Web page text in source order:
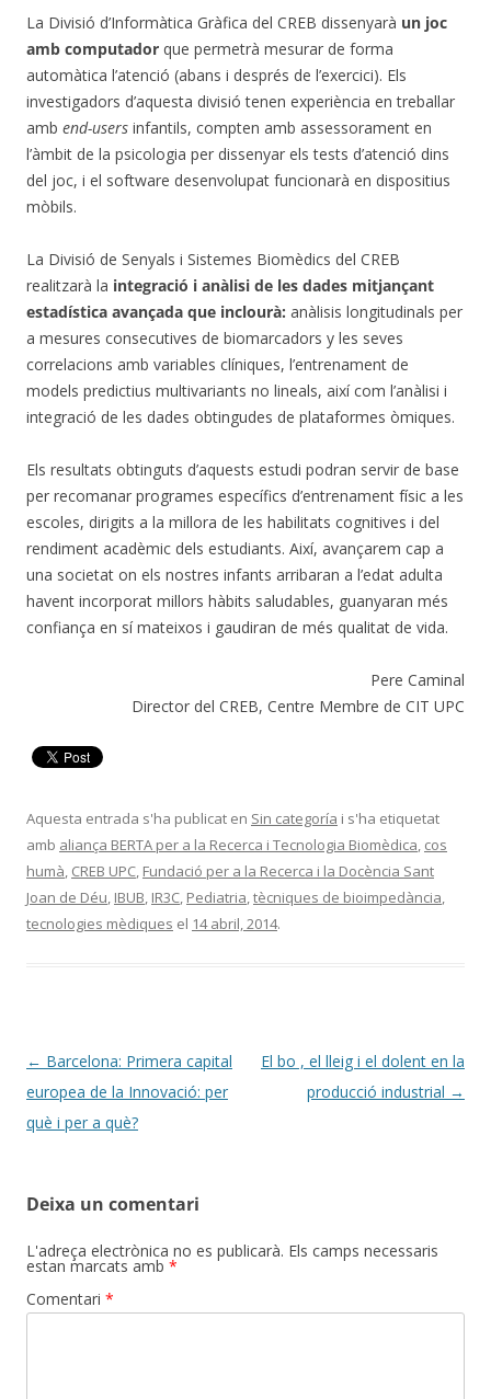
La Divisió d’Informàtica Gràfica del CREB dissenyarà un joc
amb computador que permetrà mesurar de forma
automàtica l’atenció (abans i després de l’exercici). Els
investigadors d’aquesta divisió tenen experiència en treballar
amb end-users infantils, compten amb assessorament en
l’àmbit de la psicologia per dissenyar els tests d’atenció dins
del joc, i el software desenvolupat funcionarà en dispositius
mòbils.
La Divisió de Senyals i Sistemes Biomèdics del CREB
realitzarà la integració i anàlisi de les dades mitjançant
estadística avançada que inclourà: anàlisis longitudinals per
a mesures consecutives de biomarcadors y les seves
correlacions amb variables clíniques, l’entrenament de
models predictius multivariants no lineals, així com l’anàlisi i
integració de les dades obtingudes de plataformes òmiques.
Els resultats obtinguts d’aquests estudi podran servir de base
per recomanar programes específics d’entrenament físic a les
escoles, dirigits a la millora de les habilitats cognitives i del
rendiment acadèmic dels estudiants. Així, avançarem cap a
una societat on els nostres infants arribaran a l’edat adulta
havent incorporat millors hàbits saludables, guanyaran més
confiança en sí mateixos i gaudiran de més qualitat de vida.
Pere Caminal
Director del CREB, Centre Membre de CIT UPC
Aquesta entrada s'ha publicat en Sin categoría i s'ha etiquetat
amb aliança BERTA per a la Recerca i Tecnologia Biomèdica, cos
humà, CREB UPC, Fundació per a la Recerca i la Docència Sant
Joan de Déu, IBUB, IR3C, Pediatria,tècniques de bioimpedància,
tecnologies mèdiques el 14 abril, 2014.
Navegació
per
les
← Barcelona: Primera capital
europea de la Innovació: per
què i per a què?
El bo , el lleig i el dolent en la
producció industrial →
Deixa un comentari
L'adreça electrònica no es publicarà. Els camps necessaris
estan marcats amb *
Comentari *